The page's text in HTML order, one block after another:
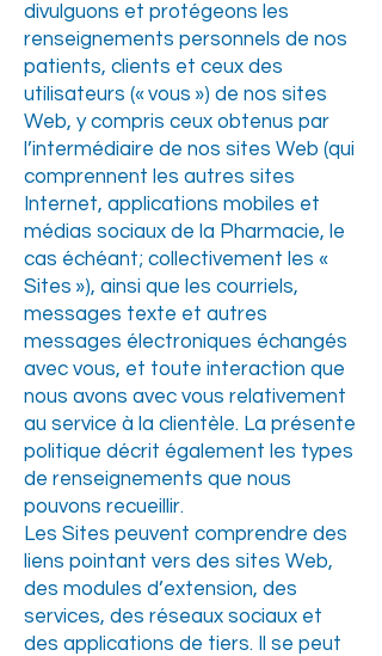
divulguons et protégeons les
renseignements personnels de nos
patients, clients et ceux des
utilisateurs (« vous ») de nos sites
Web, y compris ceux obtenus par
l’intermédiaire de nos sites Web (qui
comprennent les autres sites
Internet, applications mobiles et
médias sociaux de la Pharmacie, le
cas échéant; collectivement les «
Sites »), ainsi que les courriels,
messages texte et autres
messages électroniques échangés
avec vous, et toute interaction que
nous avons avec vous relativement
au service à la clientèle. La présente
politique décrit également les types
de renseignements que nous
pouvons recueillir.
Les Sites peuvent comprendre des
liens pointant vers des sites Web,
des modules d’extension, des
services, des réseaux sociaux et
des applications de tiers. Il se peut